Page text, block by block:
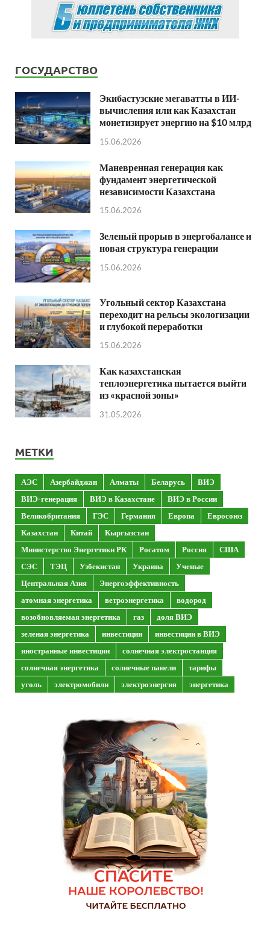
ГОСУДАРСТВО
Экибастузские мегаватты в ИИ-
вычисления или как Казахстан
монетизирует энергию на $10 млрд
15.06.2026
Маневренная генерация как
фундамент энергетической
независимости Казахстана
15.06.2026
Зеленый прорыв в энергобалансе и
новая структура генерации
15.06.2026
Угольный сектор Казахстана
переходит на рельсы экологизации
и глубокой переработки
15.06.2026
Как казахстанская
теплоэнергетика пытается выйти
из «красной зоны»
31.05.2026
МЕТКИ
АЭС Азербайджан Алматы Беларусь
ВИЭ
ВИЭ-генерация
ВИЭ в Казахстане
ВИЭ в России
Великобритания
ГЭС Германия Европа
Евросоюз
Казахстан
Китай
Кыргызстан
Министерство Энергетики РК
Росатом Россия
США
СЭС
ТЭЦ Узбекистан Украина
Ученые
Центральная Азия
Энергоэффективность
атомная энергетика
ветроэнергетика
водород
возобновляемая энергетика
газ
доля ВИЭ
зеленая энергетика
инвестиции
инвестиции в ВИЭ
иностранные инвестиции
солнечная электростанция
солнечная энергетика
солнечные панели
тарифы
уголь
электромобили электроэнергия энергетика